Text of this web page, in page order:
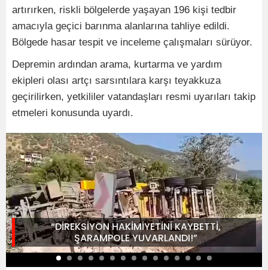
artırırken, riskli bölgelerde yaşayan 196 kişi tedbir
amacıyla geçici barınma alanlarına tahliye edildi.
Bölgede hasar tespit ve inceleme çalışmaları sürüyor.
Depremin ardından arama, kurtarma ve yardım
ekipleri olası artçı sarsıntılara karşı teyakkuza
geçirilirken, yetkililer vatandaşları resmi uyarıları takip
etmeleri konusunda uyardı.
“DİREKSİYON HAKİMİYETİNİ KAYBETTİ,
ŞARAMPOLE YUVARLANDI!”